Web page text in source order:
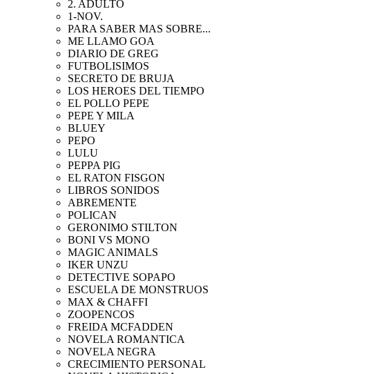
2. ADULTO
1-NOV.
PARA SABER MAS SOBRE...
ME LLAMO GOA
DIARIO DE GREG
FUTBOLISIMOS
SECRETO DE BRUJA
LOS HEROES DEL TIEMPO
EL POLLO PEPE
PEPE Y MILA
BLUEY
PEPO
LULU
PEPPA PIG
EL RATON FISGON
LIBROS SONIDOS
ABREMENTE
POLICAN
GERONIMO STILTON
BONI VS MONO
MAGIC ANIMALS
IKER UNZU
DETECTIVE SOPAPO
ESCUELA DE MONSTRUOS
MAX & CHAFFI
ZOOPENCOS
FREIDA MCFADDEN
NOVELA ROMANTICA
NOVELA NEGRA
CRECIMIENTO PERSONAL